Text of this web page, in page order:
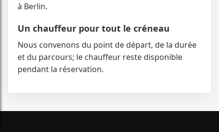
à Berlin.
Un chauffeur pour tout le créneau
Nous convenons du point de départ, de la durée
et du parcours; le chauffeur reste disponible
pendant la réservation.